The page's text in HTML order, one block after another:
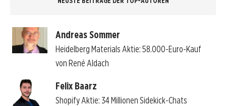
Andreas Sommer
Heidelberg Materials Aktie: 58.000-Euro-Kauf
von René Aldach
Felix Baarz
Shopify Aktie: 34 Millionen Sidekick-Chats